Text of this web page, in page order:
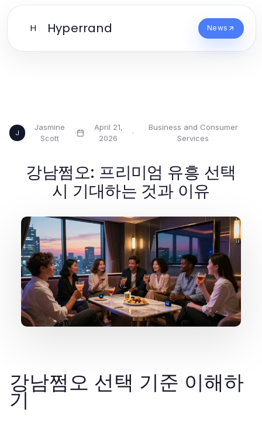
H Hyperrand News
J
Jasmine
Scott
·
April 21,
2026
·
Business and Consumer
Services
강남쩜오: 프리미엄 유흥 선택
시 기대하는 것과 이유
강남쩜오 선택 기준 이해하
기